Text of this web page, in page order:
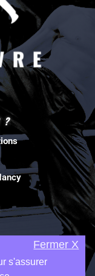
?
s'assurer
Fermer X